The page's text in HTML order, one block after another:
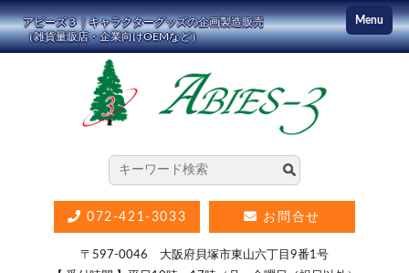
コ
ン
アビーズ３｜キャラクターグッズの企画製造販売
（雑貨量販店・企業向けOEMなど）
072-421-3033 お問合せ
〒597-0046 大阪府貝塚市東山六丁目9番1号
Menu